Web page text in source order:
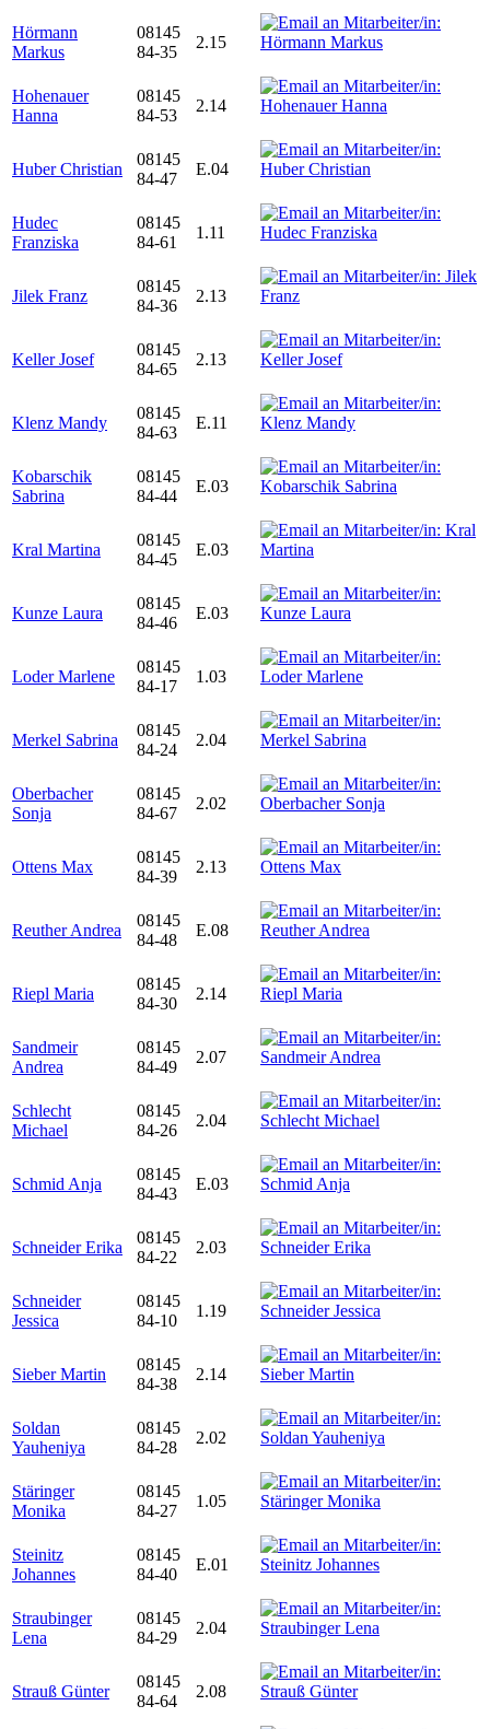
Hörmann
Markus
08145
84-35
2.15
Hohenauer
Hanna
08145
84-53
2.14
Huber Christian
08145
84-47
E.04
Hudec
Franziska
08145
84-61
1.11
Jilek Franz
08145
84-36
2.13
Keller Josef
08145
84-65
2.13
Klenz Mandy
08145
84-63
E.11
Kobarschik
Sabrina
08145
84-44
E.03
Kral Martina
08145
84-45
E.03
Kunze Laura
08145
84-46
E.03
Loder Marlene
08145
84-17
1.03
Merkel Sabrina
08145
84-24
2.04
Oberbacher
Sonja
08145
84-67
2.02
Ottens Max
08145
84-39
2.13
Reuther Andrea
08145
84-48
E.08
Riepl Maria
08145
84-30
2.14
Sandmeir
Andrea
08145
84-49
2.07
Schlecht
Michael
08145
84-26
2.04
Schmid Anja
08145
84-43
E.03
Schneider Erika
08145
84-22
2.03
Schneider
Jessica
08145
84-10
1.19
Sieber Martin
08145
84-38
2.14
Soldan
Yauheniya
08145
84-28
2.02
Stäringer
Monika
08145
84-27
1.05
Steinitz
Johannes
08145
84-40
E.01
Straubinger
Lena
08145
84-29
2.04
Strauß Günter
08145
84-64
2.08